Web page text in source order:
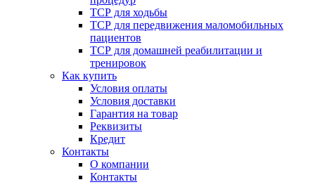
ТСР для ходьбы
ТСР для передвижения маломобильных
пациентов
ТСР для домашней реабилитации и
тренировок
Как купить
Условия оплаты
Условия доставки
Гарантия на товар
Реквизиты
Кредит
Контакты
О компании
Контакты